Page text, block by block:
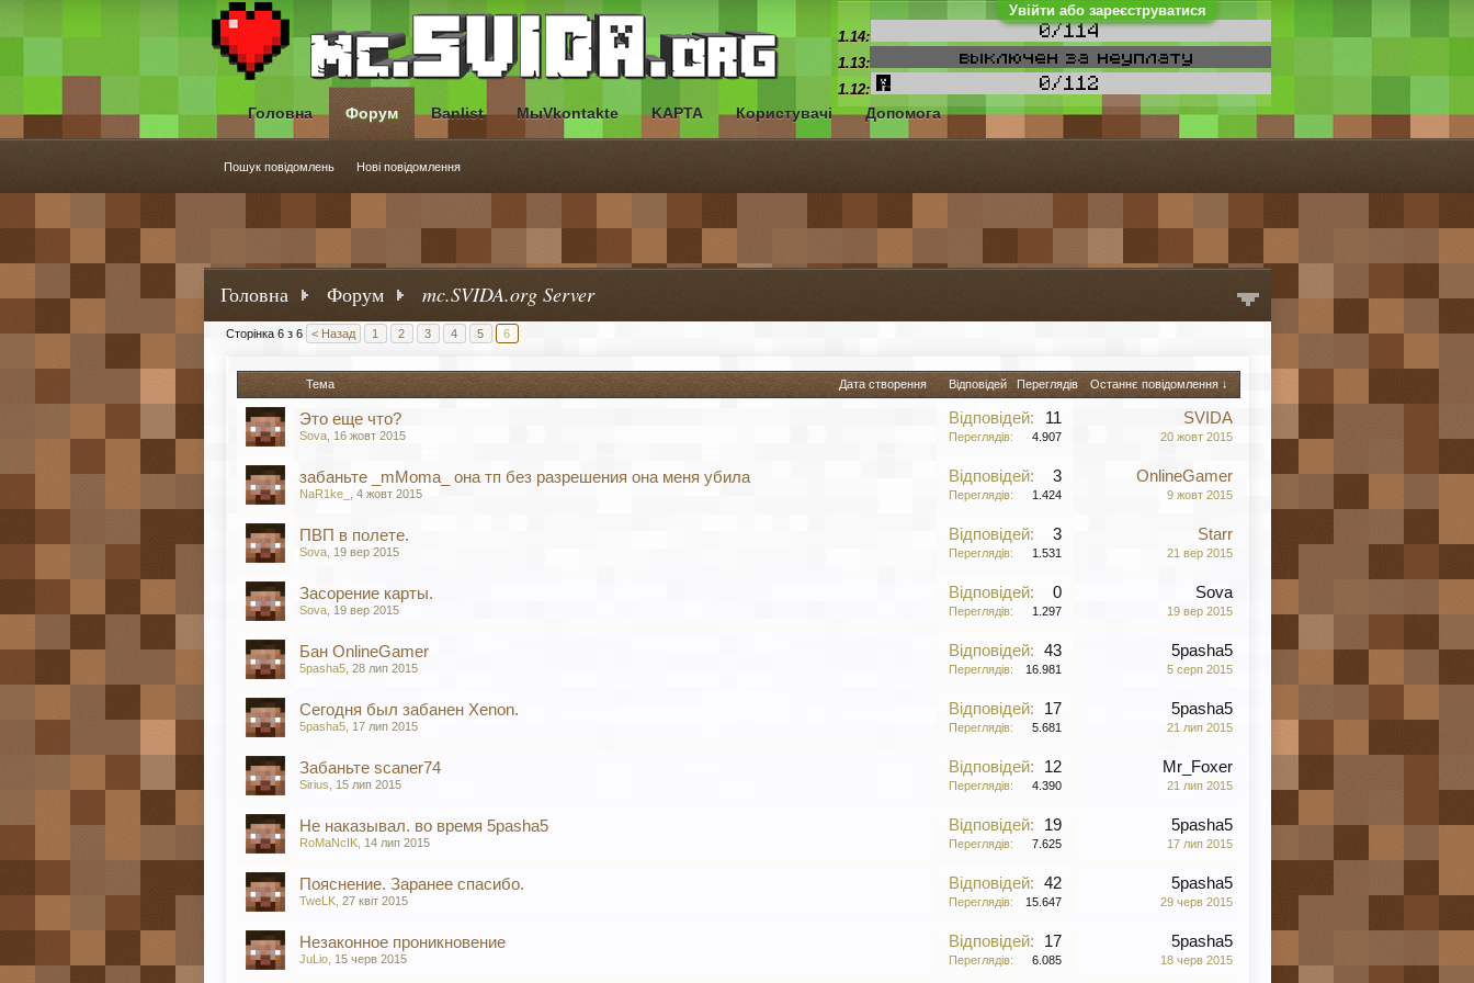
Увійти або зареєструватися
Головна Форум mc.SVIDA.org Server
Сторінка 6 з 6 < Назад 1 2 3 4 5 6
Тема Дата створення Відповідей Переглядів Останнє повідомлення ↓
Это еще что?
Sova, 16 жовт 2015
Відповідей: 11
Переглядів: 4.907
SVIDA
20 жовт 2015
забаньте _mMoma_ она тп без разрешения она меня убила
NaR1ke_ 4 жовт 2015
Відповідей: 3
Переглядів: 1.424
OnlineGamer
9 жовт 2015
ПВП в полете.
Sova, 19 вер 2015
Відповідей: 3
Переглядів: 1.531
Starr
21 вер 2015
Засорение карты.
Sova, 19 вер 2015
Відповідей: 0
Переглядів: 1.297
Sova
19 вер 2015
Бан OnlineGamer
5pasha5, 28 лип 2015
Відповідей: 43
Переглядів: 16.981
5pasha5
5 серп 2015
Сегодня был забанен Xenon.
5pasha5, 17 лип 2015
Відповідей: 17
Переглядів: 5.681
5pasha5
21 лип 2015
Забаньте scaner74
Sirius 15 лип 2015
Відповідей: 12
Переглядів: 4.390
Mr_Foxer
21 лип 2015
Не наказывал. во время 5pasha5
RoMaNcIK, 14 лип 2015
Відповідей: 19
Переглядів: 7.625
5pasha5
17 лип 2015
Пояснение. Заранее спасибо.
TweLK, 27 квіт 2015
Відповідей: 42
Переглядів: 15.647
5pasha5
29 черв 2015
Незаконное проникновение
JuLio, 15 черв 2015
Відповідей: 17
Переглядів: 6.085
5pasha5
18 черв 2015
1.14:
1.13:
1.12:
Головна Форум
Пошук повідомлень Нові повідомлення
Banlist МыVkontakte KAPTA Користувачі Допомога